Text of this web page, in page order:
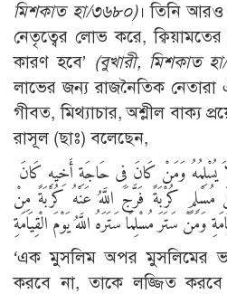
মিশকাত হা/৩৬৮০)। তিনি আরও
নেতৃত্বের লোভ করে,
কারণ হবে’ (বুখারী, মিশকাত
লাভের জন্য রাজনৈতিক
গীবত, মিথ্যাচার, অশ্লীল বাক্য
রাসূল (ছাঃ) বলেছেন,
كُرْبَةً فَرَّجَ اللَّهُ عَنْهُ كُرْبَةً مِنْ
وَمَنْ سَتَرَ مُسْلِمًا سَتَرَهُ اللَّهُ يَوْمَ الْقِيَامَةِ
‘এক মুসলিম অপর মুসলিমের
করবে না, তাকে লজ্জিত